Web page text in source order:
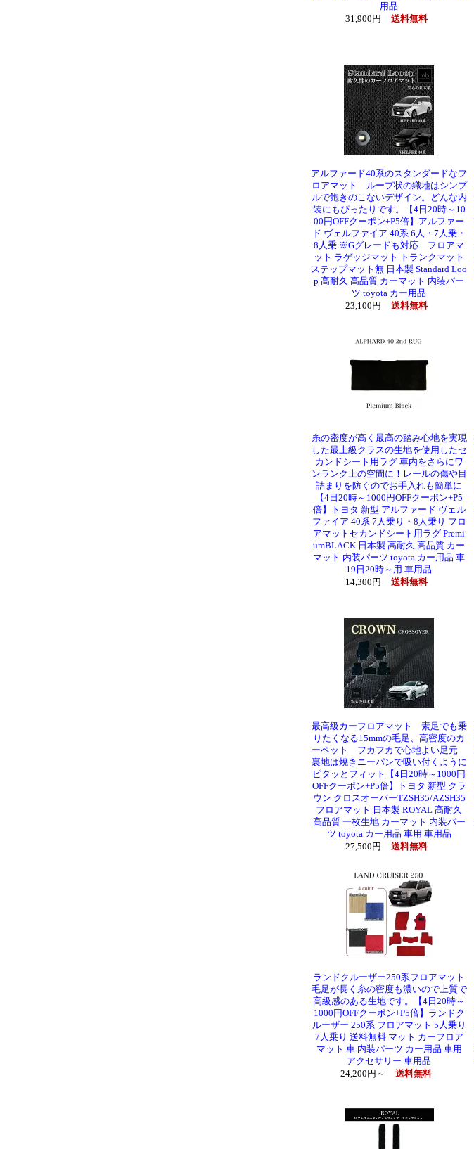
用品
31,900円
送料無料
アルファード40系のスタンダードなフ
ロアマット ループ状の織地はシンプ
ルで飽きのこないデザイン。どんな内
装にもぴったりです。【4日20時～10
00円OFFクーポン+P5倍】アルファー
ド ヴェルファイア 40系 6人・7人乗・
8人乗 ※Gグレードも対応 フロアマ
ット ラゲッジマット トランクマット
ステップマット無 日本製 Standard Loo
p 高耐久 高品質 カーマット 内装パー
ツ toyota カー用品
23,100円
送料無料
糸の密度が高く最高の踏み心地を実現
した最上級クラスの生地を使用したセ
カンドシート用ラグ 車内をさらにワ
ンランク上の空間に！レールの傷や目
詰まりを防ぐのでお手入れも簡単に
【4日20時～1000円OFFクーポン+P5
倍】トヨタ 新型 アルファード ヴェル
ファイア 40系 7人乗り・8人乗り フロ
アマットセカンドシート用ラグ Premi
umBLACK 日本製 高耐久 高品質 カー
マット 内装パーツ toyota カー用品 車
19日20時～用 車用品
14,300円
送料無料
最高級カーフロアマット 素足でも乗
りたくなる15mmの毛足、高密度のカ
ーペット フカフカで心地よい足元
裏地は焼きニーパンで吸い付くように
ピタッとフィット【4日20時～1000円
OFFクーポン+P5倍】トヨタ 新型 クラ
ウン クロスオーバーTZSH35/AZSH35
フロアマット 日本製 ROYAL 高耐久
高品質 一枚生地 カーマット 内装パー
ツ toyota カー用品 車用 車用品
27,500円
送料無料
ランドクルーザー250系フロアマット
毛足が長く糸の密度も濃いので上質で
高級感のある生地です。【4日20時～
1000円OFFクーポン+P5倍】ランドク
ルーザー 250系 フロアマット 5人乗り
7人乗り 送料無料 マット カーフロア
マット 車 内装パーツ カー用品 車用
アクセサリー 車用品
24,200円～
送料無料